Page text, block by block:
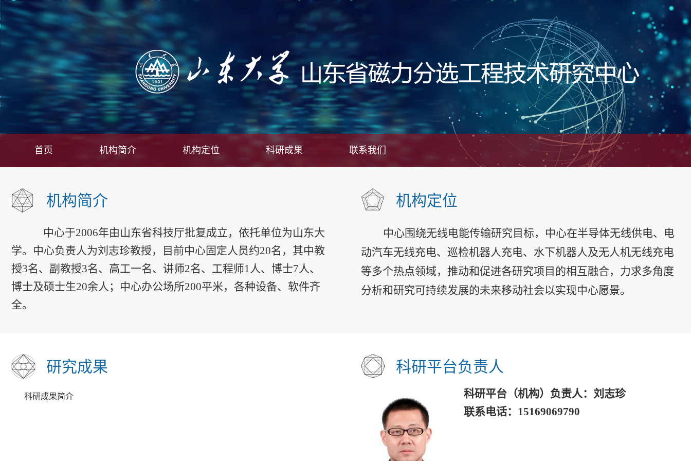
首页 机构简介 机构定位 科研成果 联系我们
机构简介
中心于2006年由山东省科技厅批复成立，依托单位为山东大
学。中心负责人为刘志珍教授，目前中心固定人员约20名，其中教
授3名、副教授3名、高工一名、讲师2名、工程师1人、博士7人、
博士及硕士生20余人；中心办公场所200平米，各种设备、软件齐
全。
机构定位
中心围绕无线电能传输研究目标，中心在半导体无线供电、电
动汽车无线充电、巡检机器人充电、水下机器人及无人机无线充电
等多个热点领域，推动和促进各研究项目的相互融合，力求多角度
分析和研究可持续发展的未来移动社会以实现中心愿景。
科研平台负责人
科研平台（机构）负责人：刘志珍
联系电话：15169069790
研究成果
科研成果简介